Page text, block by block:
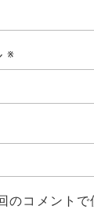
※
のコメント